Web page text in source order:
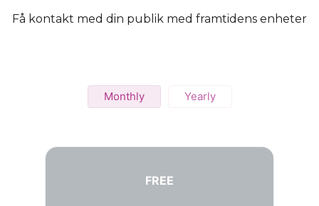
Få kontakt med din publik med framtidens enheter
Monthly Yearly
FREE